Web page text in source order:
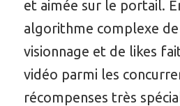
et aimée sur le portail.
algorithme complexe
visionnage et de likes
vidéo parmi les
récompenses très